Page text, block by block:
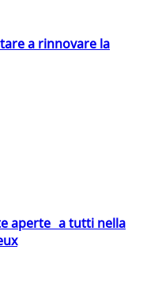
a rinnovare la
aperte a tutti nella